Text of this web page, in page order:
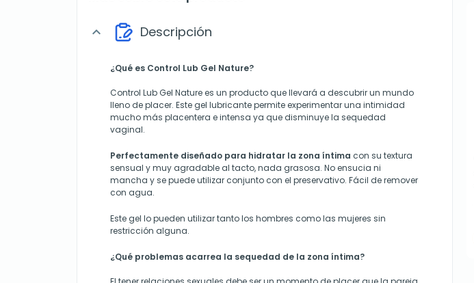
expand_more Descripción
¿Qué es Control Lub Gel Nature?
Control Lub Gel Nature es un producto que llevará a descubrir un mundo
lleno de placer. Este gel lubricante permite experimentar una intimidad
mucho más placentera e intensa ya que disminuye la sequedad
vaginal.
Perfectamente diseñado para hidratar la zona íntima con su textura
sensual y muy agradable al tacto, nada grasosa. No ensucia ni
mancha y se puede utilizar conjunto con el preservativo. Fácil de remover
con agua.
Este gel lo pueden utilizar tanto los hombres como las mujeres sin
restricción alguna.
¿Qué problemas acarrea la sequedad de la zona íntima?